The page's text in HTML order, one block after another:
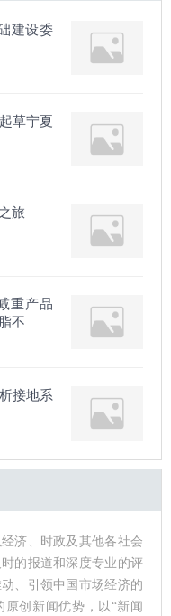
建设委
草宁夏
旅
重产品
不
接地系
济、时政及其他各社会
的报道和深度专业的评
、引领中国市场经济的
创新闻优势，以“新闻